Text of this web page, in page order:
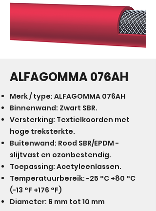
ALFAGOMMA 076AH
Merk / type: ALFAGOMMA 076AH
Binnenwand: Zwart SBR.
Versterking: Textielkoorden met
hoge treksterkte.
Buitenwand: Rood SBR/EPDM -
slijtvast en ozonbestendig.
Toepassing: Acetyleenlassen.
Temperatuurbereik: -25 °C +80 °C
(-13 °F +176 °F)
Diameter: 6 mm tot 10 mm